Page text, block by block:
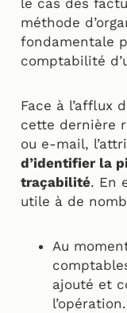
le cas des
méthode
fondamentale
comptabilité
Face à l’afflux
cette dernière
ou e-mail,
d’identifier la
traçabilité. En
utile à de
Au
ajouté et
l’opération.